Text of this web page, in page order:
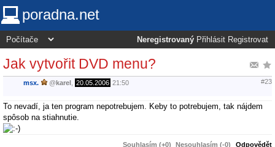
poradna.net
Neregistrovaný Přihlásit Registrovat
Jak vytvořit DVD menu?
msx. @karel 20.05.2006 21:50 #23
To nevadí, ja ten program nepotrebujem. Keby to potrebujem, tak nájdem
spôsob na stiahnutie.
Souhlasím (+0) Nesouhlasím (-0) Odpovědět